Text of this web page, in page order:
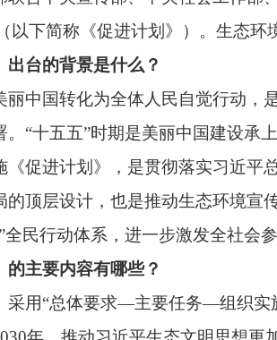
五五”时期是美丽中国建设承上启下的关
计划》，是贯彻落实习近平总书记重要
设计，也是推动生态环境宣传教育工作迭
动体系，进一步激发全社会参与生态环
内容有哪些？
推动习近平生态文明思想更加深入人心
升，建设美丽中国成为全体人民自觉行
划》紧扣“思想引领—文化支撑—教育赋
项具体举措，重点推进习近平生态文明思
。同时，配套明确加强组织领导、强化能